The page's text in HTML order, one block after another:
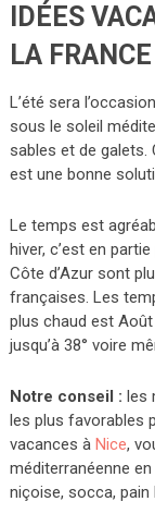
IDÉES
LA FRANCE
L’été sera
sous le soleil
sables et de galets.
est une bonne
Le temps est
hiver, c’est en
Côte d’Azur sont
françaises. Les
plus chaud est
jusqu’à 38° voire
Notre conseil : les
les plus favorables
vacances à Nice,
méditerranéenne
niçoise, socca, pain